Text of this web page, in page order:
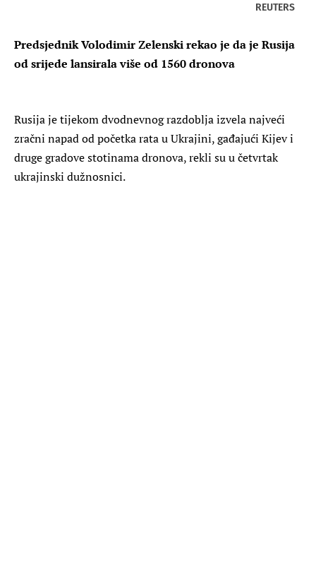
REUTERS
Predsjednik Volodimir Zelenski rekao je da je Rusija
od srijede lansirala više od 1560 dronova
Rusija je tijekom dvodnevnog razdoblja izvela najveći
zračni napad od početka rata u Ukrajini, gađajući Kijev i
druge gradove stotinama dronova, rekli su u četvrtak
ukrajinski dužnosnici.